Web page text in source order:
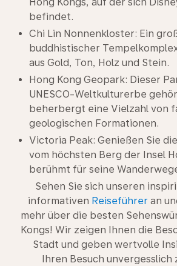
befindet.
Chi Lin Nonnenkloster: Ein
buddhistischer
aus Gold, Ton, Holz und Stein.
Hong Kong Geopark: Dieser
UNESCO-Weltkulturerbe
beherbergt eine Vielzahl von
geologischen Formationen.
Victoria Peak: Genießen Sie
vom höchsten Berg der Insel
berühmt für seine
Sehen Sie sich unseren
informativen Reiseführer an
mehr über die besten
Kongs! Wir zeigen Ihnen die
Stadt und geben wertvolle
Ihren Besuch unvergesslich